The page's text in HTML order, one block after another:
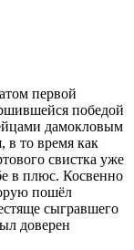
первой
победой
дамокловым
в то время как
свистка уже
в плюс. Косвенно
пошёл
сыгравшего
доверен